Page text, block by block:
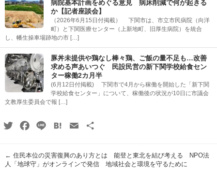
病院基本計画をめぐる意見 病床削減で何が起きる
か【記者座談会】
（2026年6月15日付掲載） 下関市は、市立市民病院（向洋
町）と下関医療センター（上新地町、旧厚生病院）を統合
し、幡生操車場跡地の市 […]
豚丼未提供や鶏なし棒々鶏、ご飯の量不足も…改善
求める声あいつぐ 民設民営の新下関学校給食セン
ター稼働2カ月半
(6月12日付掲載) 下関市で4月から稼働を開始した「新下関
学校給食センター」について、稼働後の状況が10日に市議会
文教厚生委員会で報 […]
TwitterFacebook
Line HatenaEmail
← 住民本位の災害復興のあり方とは 能登と東北を結び考える NPO法
人「地球守」がオンラインで発信 地域社会と環境を守るために